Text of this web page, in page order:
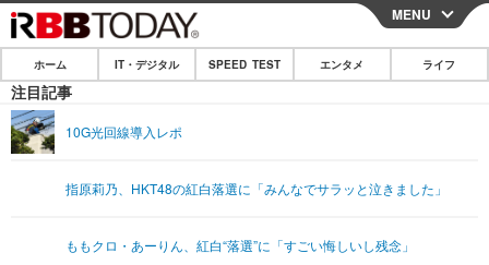
CLOSE
ホーム
IT・デジタル
ショッピング その他
エンタメTOP 映画・ドラマ
MENU
ホーム IT・デジタル SPEED TEST エンタメ ライフ
注目記事
10G光回線導入レポ
指原莉乃、HKT48の紅白落選に「みんなでサラッと泣きました」
ももクロ・あーりん、紅白“落選”に「すごい悔しいし残念」